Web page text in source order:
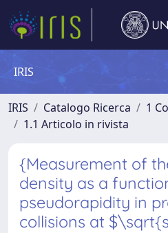
IRIS
IRIS Catalogo Ricerca
1
1.1 Articolo in rivista
{Measurement of
density as a
pseudorapidity in
collisions at